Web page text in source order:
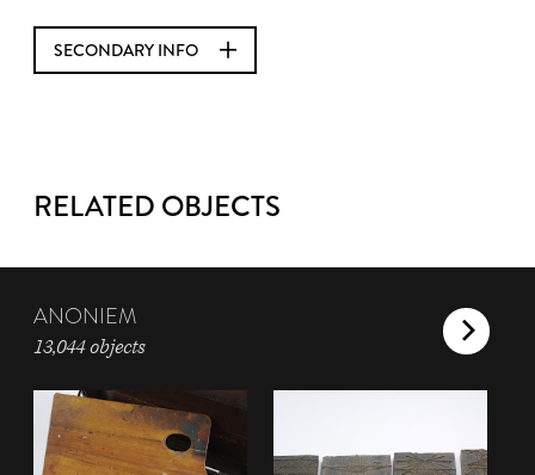
SECONDARY INFO
RELATED OBJECTS
ANONIEM
13,044 objects